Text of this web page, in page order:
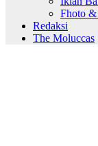
Fhoto
Redaksi
The Moluccas